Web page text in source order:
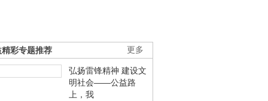
更多
精彩专题推荐
弘扬雷锋精神 建设文
明社会——公益路
上，我